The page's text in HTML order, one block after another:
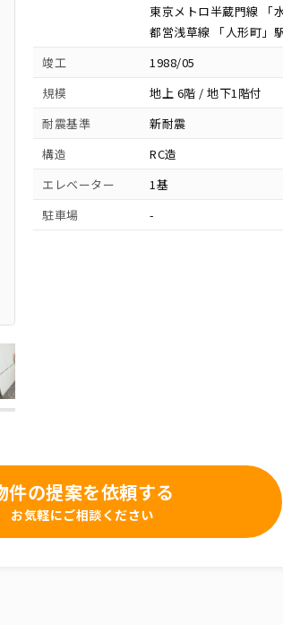
東京メトロ半蔵門線 「
都営浅草線 「人形町」
竣工
1988/05
規模
地上 6階 / 地下1階付
耐震基準
新耐震
構造
RC造
エレベーター
1基
駐車場
-
件の提案を依頼する
お気軽にご相談ください